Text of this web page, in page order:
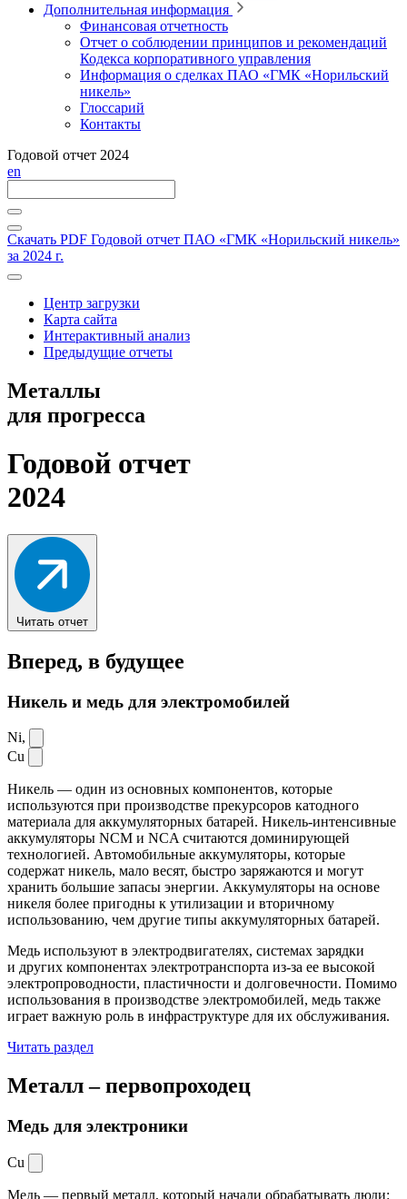
Дополнительная информация
Финансовая отчетность
Отчет о соблюдении принципов и рекомендаций
Кодекса корпоративного управления
Информация о сделках ПАО «ГМК «Норильский
никель»
Глоссарий
Контакты
Годовой отчет 2024
en
Скачать PDF Годовой отчет ПАО «ГМК «Норильский никель»
за 2024 г.
Центр загрузки
Карта сайта
Интерактивный анализ
Предыдущие отчеты
Металлы
для прогресса
Годовой отчет
2024
Читать отчет
Вперед, в будущее
Никель и медь для электромобилей
Ni,
Cu
Никель — один из основных компонентов, которые
используются при производстве прекурсоров катодного
материала для аккумуляторных батарей. Никель-интенсивные
аккумуляторы NCM и NCA считаются доминирующей
технологией. Автомобильные аккумуляторы, которые
содержат никель, мало весят, быстро заряжаются и могут
хранить большие запасы энергии. Аккумуляторы на основе
никеля более пригодны к утилизации и вторичному
использованию, чем другие типы аккумуляторных батарей.
Медь используют в электродвигателях, системах зарядки
и других компонентах электротранспорта из-за ее высокой
электропроводности, пластичности и долговечности. Помимо
использования в производстве электромобилей, медь также
играет важную роль в инфраструктуре для их обслуживания.
Читать раздел
Металл –первопроходец
Медь для электроники
Cu
Медь — первый металл, который начали обрабатывать люди: